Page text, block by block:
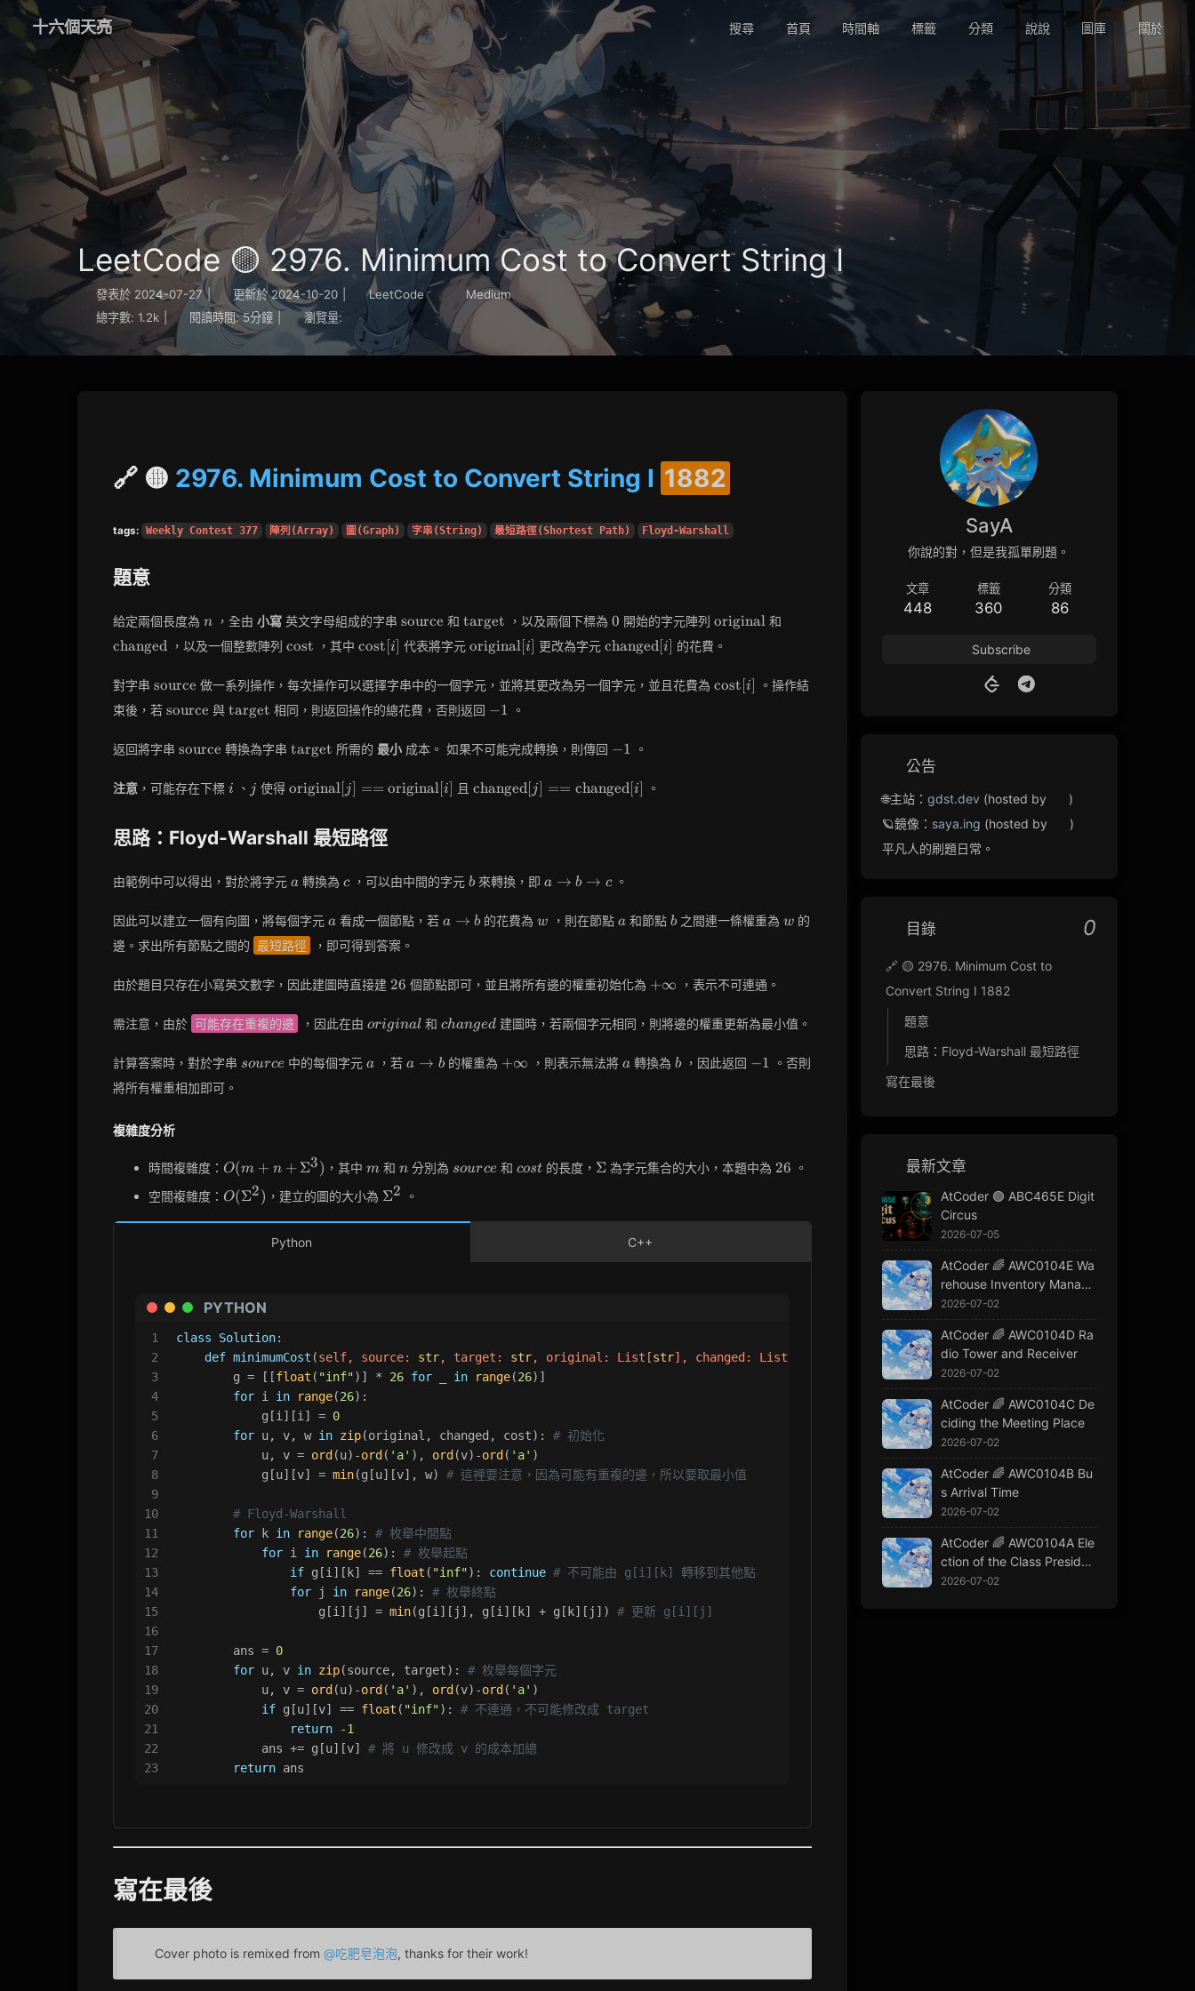
十六個天亮 搜尋 首頁 時間軸 標籤 分類 說說 圖庫 關於
LeetCode 🟡 2976. Minimum Cost to Convert String I
發表於 2024-07-27 | 更新於 2024-10-20 LeetCode
Medium
總字數: 1.2k 閱讀時間: 5分鐘 瀏覽量:
🔗 🟡 2976. Minimum Cost to Convert String I 1882
tags: Weekly Contest 377 陣列(Array) 圖(Graph) 字串(String) 最短路徑(Shortest Path) Floyd-Warshall
題意
給定兩個長度為 n
n ，全由 小寫 英文字母組成的字串 \text{source}
source 和 \text{target}
target ，以及兩個下標為 0
0 開始的字元陣列 \text{original}
original 和
changed ，以及一個整數陣列 \text{cost}
cost ，其中 \text{cost}
cost i 代表將字元 \text{original}
original i 更改為字元 \text{changed}
changed i 的花費。
對字串 \text{source}
source 做一系列操作，每次操作可以選擇字串中的一個字元，並將其更改為另一個字元，並且花費為 \text{cost}
cost i
。操作結
束後，若 \text{source}
source 與 \text{target}
target 相同，則返回操作的總花費，否則返回 -1
−1 。
返回將字串 \text{source}
source 轉換為字串 \text{target}
target 所需的 最小 成本。 如果不可能完成轉換，則傳回 -1
−1 。
注意 ，可能存在下標 i
i 、 jj 使得 \text{original}
[i]
original[ j == original [i 且\text{changed}
changed j == changed[ i 。
思路：Floyd-Warshall 最短路徑
由範例中可以得出，對於將字元 a
a 轉換為 c
c ，可以由中間的字元 b
b 來轉換，即 a
\rightarrow
a → b → c。
因此可以建立一個有向圖，將每個字元 a
a 看成一個節點，若 a
a → b 的花費為w
w ，則在節點 a
a和節點 b
b之間連一條權重為 w
w 的
邊。求出所有節點之間的 最短路徑 ，即可得到答案。
由於題目只存在小寫英文數字，因此建圖時直接建 26
26 個節點即可，並且將所有邊的權重初始化為 +\infty
+∞ ，表示不可連通。
需注意，由於 可能存在重複的邊 ，因此在由 original
original 和changed
changed建圖時，若兩個字元相同，則將邊的權重更新為最小值。
計算答案時，對於字串 source
source 中的每個字元a
a ，若a
a → b的權重為 +\infty
+∞ ，則表示無法將 a
a轉換為 b
b，因此返回 -1
−1 。否則
將所有權重相加即可。
複雜度分析
時間複雜度： O(m+n+\Sigma^3)
O(m + n + Σ3) ，其中m
m 和n
n 分別為 source
source 和 cost
cost的長度， \Sigma
Σ為字元集合的大小，本題中為 26
26 。
空間複雜度： O(\Sigma^2)
O(Σ2) ，建立的圖的大小為 \Sigma^2
Σ2 。
Python C++
PYTHON
1
2
3
4
5
6
7
8
9
10
11
12
13
14
15
16
17
18
19
20
21
22
23
class Solution:
def minimumCost (self, source: str, target: str, original: List [str], changed: List List[int ]) -> int :
        g = [[
float ( "inf")] * 26 for in range(26)]
for i in range(26):
            g[i][i] =
0
for u, v, w in zip(original, changed, cost): # 初始化
            u, v =
ord (u)-ord ( 'a' ), ord (v)-ord ( 'a' )
            g[u][v] =
min(g[u][v], w) # 這裡要注意，因為可能有重複的邊，所以要取最小值
# Floyd-Warshall
for k in range(26): # 枚舉中間點
for i in range(26): # 枚舉起點
if g[i][k] == float ( "inf"): continue # 不可能由 g[i][k] 轉移到其他點
for j in range(26): # 枚舉終點
                    g[i][j] =
min(g[i][j], g[i][k] + g[k][j]) # 更新 g[i][j]
        ans =
0
for u, v in zip(source, target): # 枚舉每個字元
            u, v =
ord (u)-ord ( 'a' ), ord (v)-ord ( 'a' )
if g[u][v] == float ( "inf"): # 不連通，不可能修改成 target
return -1
            ans += g[u][v]
# 將 u 修改成 v 的成本加總
return ans
寫在最後
Cover photo is remixed from @吃肥皂泡泡, thanks for their work!
SayA
你說的對，但是我孤單刷題。
文章
448
標籤
360
分類
86
Subscribe
公告
🌐主站： gdst.dev (hosted by
)
🪐鏡像： saya.ing (hosted by
)
平凡人的刷題日常。
目錄 0
🔗 🟡 2976. Minimum Cost to
Convert String I 1882
題意
思路：Floyd-Warshall 最短路徑
寫在最後
最新文章
AtCoder 🟢 ABC465E Digit
Circus
2026-07-05
AtCoder 🌈 AWC0104E Wa
rehouse Inventory Manage
ment
2026-07-02
AtCoder 🌈 AWC0104D Ra
dio Tower and Receiver
2026-07-02
AtCoder 🌈 AWC0104C De
ciding the Meeting Place
2026-07-02
AtCoder 🌈 AWC0104B Bu
s Arrival Time
2026-07-02
AtCoder 🌈 AWC0104A Ele
ction of the Class Presiden
t2026-07-02